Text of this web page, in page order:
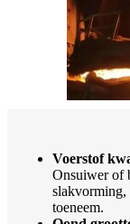
Voerstof
Onsuiwer of
slakvorming,
toeneem.